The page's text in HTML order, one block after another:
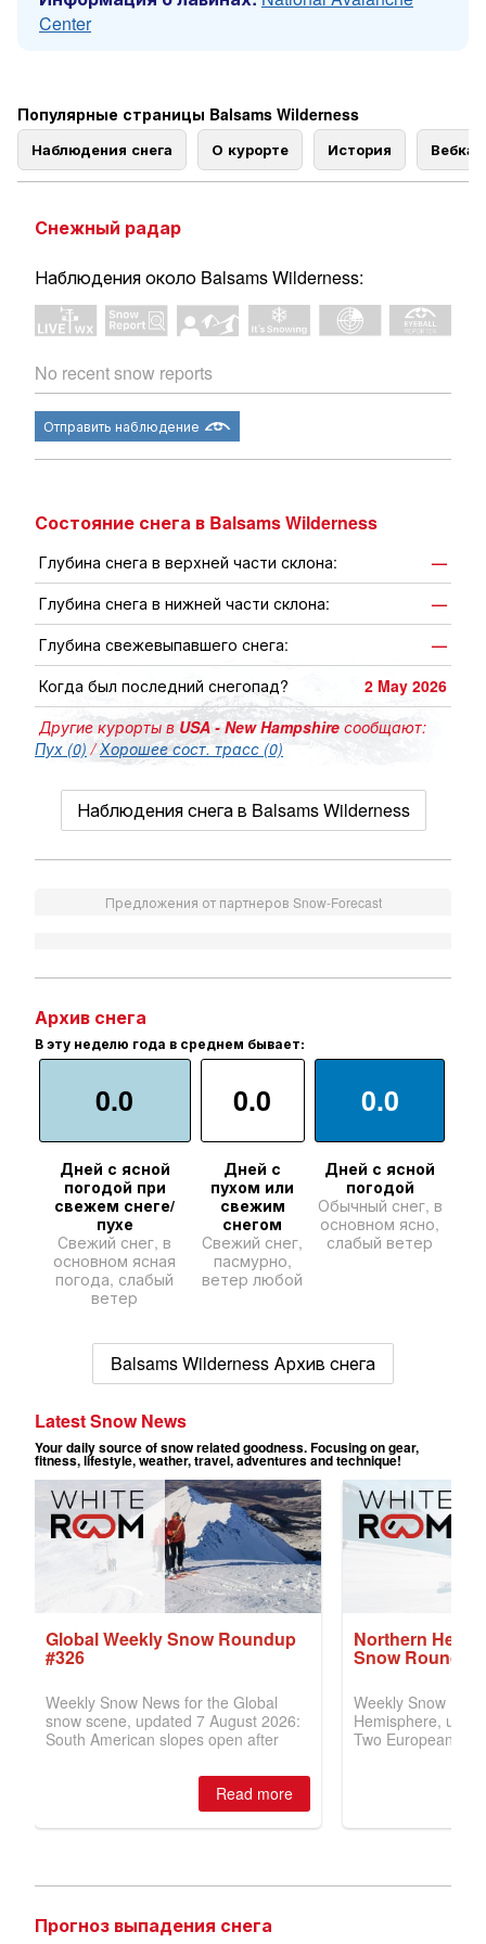
Center
Популярные страницы Balsams Wilderness
Наблюдения снега О курорте История
Снежный радар
Наблюдения около Balsams Wilderness:
No recent snow reports
Отправить наблюдение
Состояние снега в Balsams Wilderness
Глубина снега в верхней части склона:
—
Глубина снега в нижней части склона:
—
Глубина свежевыпавшего снега:
—
Когда был последний снегопад?
2 May 2026
Другие курорты вUSA - New Hampshire сообщают:
Пух (0) /Хорошее сост. трасс (0)
Наблюдения снега в Balsams Wilderness
Предложения от партнеров Snow-Forecast
Архив снега
В эту неделю года в среднем бывает:
0.0
Дней с ясной
погодой при
свежем снеге/
пухе
Свежий снег, в
основном ясная
погода, слабый
ветер
0.0
Дней с
пухом или
свежим
снегом
Свежий снег,
пасмурно,
ветер любой
0.0
Дней с ясной
погодой
Обычный снег, в
основном ясно,
слабый ветер
Balsams Wilderness Архив снега
Прогноз выпадения снега